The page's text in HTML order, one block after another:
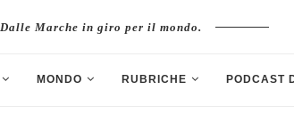
Dalle Marche in giro per il mondo.
MONDO RUBRICHE PODCAST